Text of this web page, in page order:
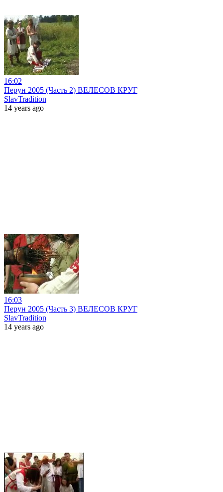
16:02
Перун 2005 (Часть 2) ВЕЛЕСОВ КРУГ
SlavTradition
14 years ago
16:03
Перун 2005 (Часть 3) ВЕЛЕСОВ КРУГ
SlavTradition
14 years ago